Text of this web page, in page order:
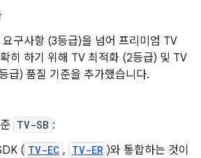
요구사항 (3등급)을 넘어 프리미엄 TV
히 하기 위해 TV 최적화 (2등급) 및 TV
급) 품질 기준을 추가했습니다.
TV-SB :
( TV-EC , TV-ER )와 통합하는 것이